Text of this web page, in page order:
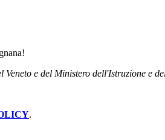
e del Ministero dell'Istruzione e
.